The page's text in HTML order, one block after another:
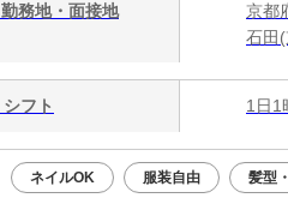
勤務地・面接地
京都
石田
シフト 1日1
ネイルOK 服装自由 髪型